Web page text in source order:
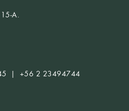
A.
| +56 2 23494744